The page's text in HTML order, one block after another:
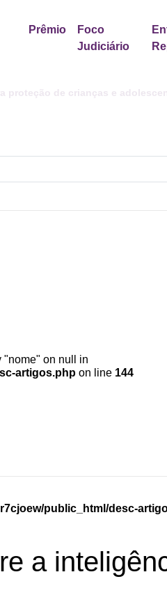
on line
Prêmio
Foco
Judiciário
proteção de crianças e
"nome" on null in
artigos.phpon line 144
public_html/desc-
a